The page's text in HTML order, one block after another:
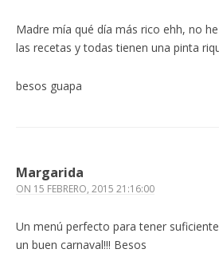
Madre mía qué día más rico ehh, no
las recetas y todas tienen una pinta
besos guapa
Margarida
ON 15 FEBRERO, 2015 21:16:00
Un menú perfecto para tener
un buen carnaval!!! Besos